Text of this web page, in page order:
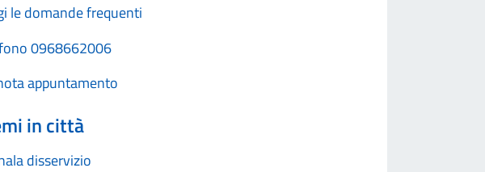
le domande frequenti
0968662006
appuntamento
in città
disservizio